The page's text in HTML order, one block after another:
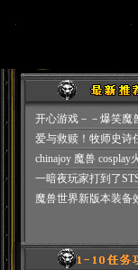
开心游戏－－爆笑魔
爱与救赎！牧师史诗
chinajoy 魔兽 cosplay
一暗夜玩家打到了
魔兽世界新版本装备